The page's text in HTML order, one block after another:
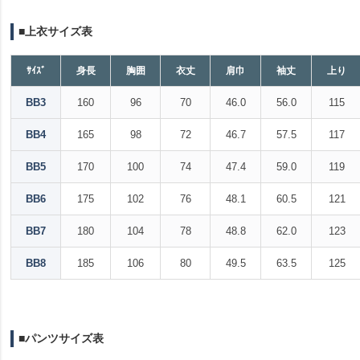
■上衣サイズ表
ｻｲｽﾞ 身長 胸囲 衣丈 肩巾 袖丈 上り
BB3 160 96 70 46.0 56.0 115
BB4 165 98 72 46.7 57.5 117
BB5 170 100 74 47.4 59.0 119
BB6 175 102 76 48.1 60.5 121
BB7 180 104 78 48.8 62.0 123
BB8 185 106 80 49.5 63.5 125
■パンツサイズ表